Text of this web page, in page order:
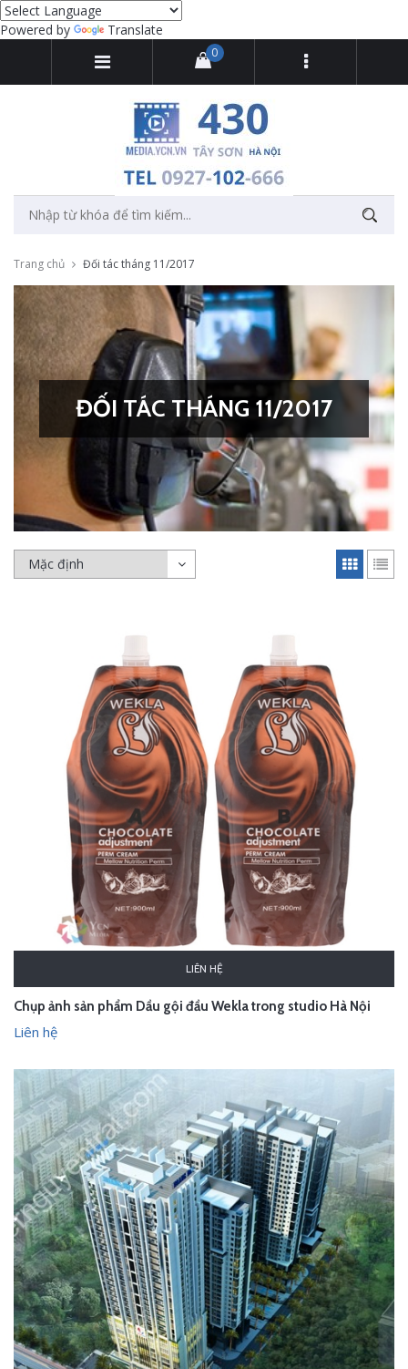
Powered by Translate
0
Trang chủ Đối tác tháng 11/2017
ĐỐI TÁC THÁNG 11/2017
LIÊN HỆ
Chụp ảnh sản phẩm Dầu gội đầu Wekla trong studio Hà Nội
Liên hệ